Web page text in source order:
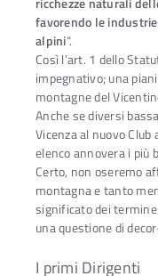
favorendo le
alpini“.
Così l’art. 1 dello
impegnativo; una
montagne del
Anche se diversi
Vicenza al nuovo
elenco annovera i più
Certo, non oseremo
montagna e tanto
significato dei
una questione di
I primi Dirigenti